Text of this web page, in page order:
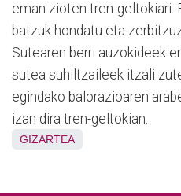
eman zioten tren-geltokiari.
batzuk hondatu eta
Sutearen berri auzokideek
sutea suhiltzaileek itzali
egindako balorazioaren
izan dira tren-geltokian.
GIZARTEA